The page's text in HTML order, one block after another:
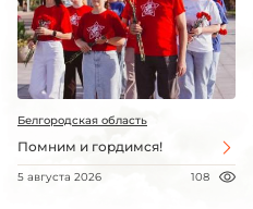
Белгородская область
Помним и гордимся!
5 августа 2026 108